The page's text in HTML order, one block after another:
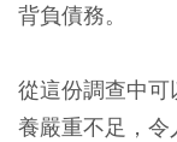
背負債務。
從這份調查中
養嚴重不足，